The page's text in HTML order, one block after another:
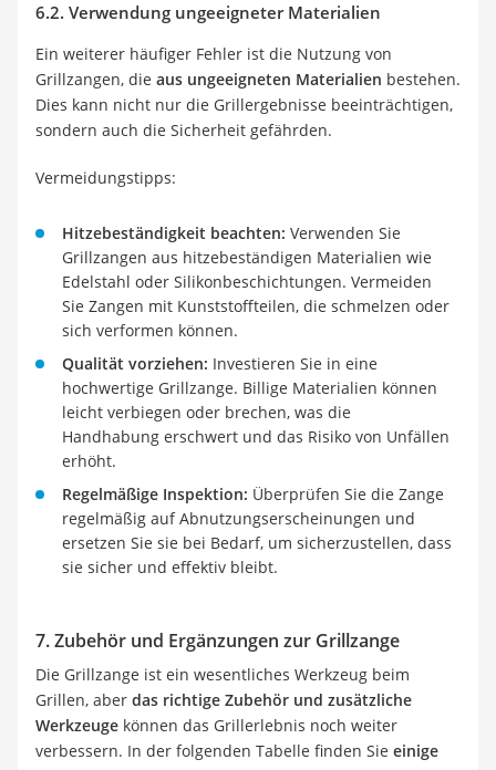
6.2. Verwendung ungeeigneter Materialien
Ein weiterer häufiger Fehler ist die Nutzung von
Grillzangen, die aus ungeeigneten Materialien bestehen.
Dies kann nicht nur die Grillergebnisse beeinträchtigen,
sondern auch die Sicherheit gefährden.
Vermeidungstipps:
Hitzebeständigkeit beachten: Verwenden Sie
Grillzangen aus hitzebeständigen Materialien wie
Edelstahl oder Silikonbeschichtungen. Vermeiden
Sie Zangen mit Kunststoffteilen, die schmelzen oder
sich verformen können.
Qualität vorziehen: Investieren Sie in eine
hochwertige Grillzange. Billige Materialien können
leicht verbiegen oder brechen, was die
Handhabung erschwert und das Risiko von Unfällen
erhöht.
Regelmäßige Inspektion: Überprüfen Sie die Zange
regelmäßig auf Abnutzungserscheinungen und
ersetzen Sie sie bei Bedarf, um sicherzustellen, dass
sie sicher und effektiv bleibt.
7. Zubehör und Ergänzungen zur Grillzange
Die Grillzange ist ein wesentliches Werkzeug beim
Grillen, aber das richtige Zubehör und zusätzliche
Werkzeuge können das Grillerlebnis noch weiter
verbessern. In der folgenden Tabelle finden Sie einige